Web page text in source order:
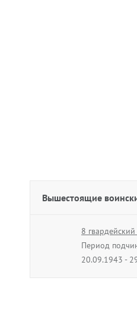
Вышестоящие
8
Период
20.09.1943 -